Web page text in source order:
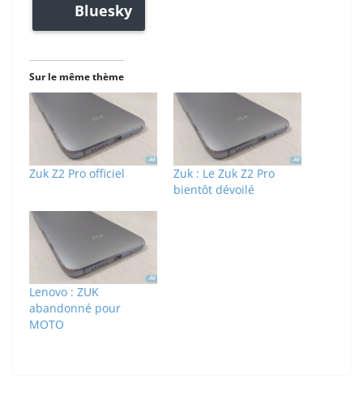
Bluesky
Sur le même thème
Zuk Z2 Pro officiel
Zuk : Le Zuk Z2 Pro
bientôt dévoilé
Lenovo : ZUK
abandonné pour
MOTO